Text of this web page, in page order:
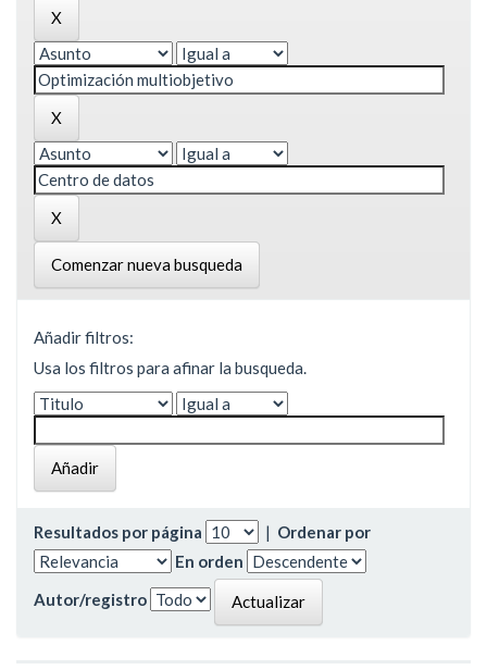
Comenzar nueva busqueda
Añadir filtros:
Usa los filtros para afinar la busqueda.
Resultados por página | Ordenar por
En orden
Autor/registro